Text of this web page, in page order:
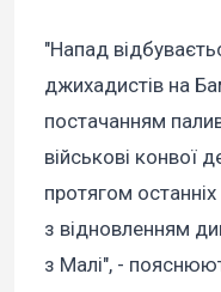
"Напад
джихадистів на
постачанням
військові конвої
протягом
з відновленням
з Малі", -